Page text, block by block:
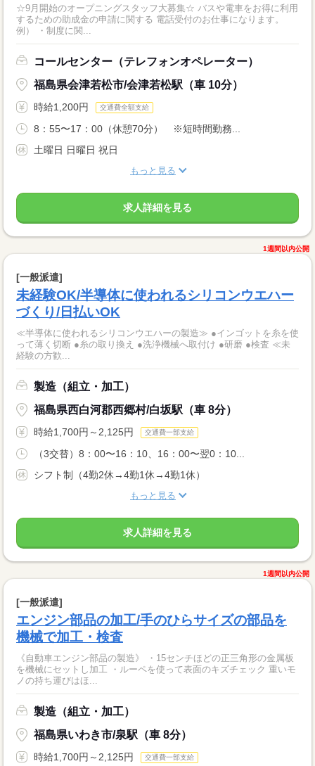
☆9月開始のオープニングスタッフ大募集☆ バスや電車をお得に利用
するための助成金の申請に関する 電話受付のお仕事になります。
例） ・制度に関...
コールセンター（テレフォンオペレーター）
福島県会津若松市/会津若松駅（車 10分）
時給1,200円 交通費全額支給
8：55〜17：00（休憩70分） ※短時間勤務...
土曜日 日曜日 祝日
もっと見る
求人詳細を見る
1週間以内公開
[一般派遣]
未経験OK/半導体に使われるシリコンウエハー
づくり/日払いOK
≪半導体に使われるシリコンウエハーの製造≫ ●インゴットを糸を使
って薄く切断 ●糸の取り換え ●洗浄機械へ取付け ●研磨 ●検査 ≪未
経験の方歓...
製造（組立・加工）
福島県西白河郡西郷村/白坂駅（車 8分）
時給1,700円～2,125円 交通費一部支給
（3交替）8：00〜16：10、16：00〜翌0：10...
シフト制（4勤2休→4勤1休→4勤1休）
もっと見る
求人詳細を見る
1週間以内公開
[一般派遣]
エンジン部品の加工/手のひらサイズの部品を
機械で加工・検査
《自動車エンジン部品の製造》 ・15センチほどの正三角形の金属板
を機械にセットし加工 ・ルーペを使って表面のキズチェック 重いモ
ノの持ち運びはほ...
製造（組立・加工）
福島県いわき市/泉駅（車 8分）
時給1,700円～2,125円 交通費一部支給